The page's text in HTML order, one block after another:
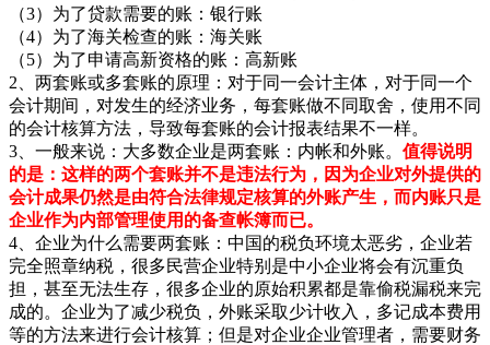
（3）为了贷款需要的账：银行账
（4）为了海关检查的账：海关账
（5）为了申请高新资格的账：高新账
2、两套账或多套账的原理：对于同一会计主体，对于同一个
会计期间，对发生的经济业务，每套账做不同取舍，使用不同
的会计核算方法，导致每套账的会计报表结果不一样。
3、一般来说：大多数企业是两套账：内帐和外账。 值得说明
的是：这样的两个套账并不是违法行为，因为企业对外提供的
会计成果仍然是由符合法律规定核算的外账产生，而内账只是
企业作为内部管理使用的备查帐簿而已。
4、企业为什么需要两套账：中国的税负环境太恶劣，企业若
完全照章纳税，很多民营企业特别是中小企业将会有沉重负
担，甚至无法生存，很多企业的原始积累都是靠偷税漏税来完
成的。企业为了减少税负，外账采取少计收入，多记成本费用
等的方法来进行会计核算；但是对企业企业管理者，需要财务